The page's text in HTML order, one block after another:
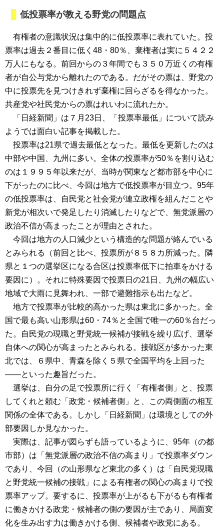
低投票率が教える野党の問題点
有権者の意識状況は集中的に低投票率に表れていた。投
票率は過去２番目に低く48・80％、棄権者は実に５４２２
万人にもなる。前回からの３年間でも３５０万近くの有権
者が自公与党から離れたのである。だがその票は、野党の
中に投票先を見つけきれず棄権に回らざるを得なかった。
共産党や社民党からの票はれいわに流れたか。
「日経新聞」は７月23日、「投票率最低」について読み
ようでは面白い記事を掲載した。
投票率は21県で過去最低となった。最低を更新したのは
中部や中国、九州に多い。全体の投票率が50％を割り込む
のは１９９５年以来だが、当時が関東など都市部を中心に
下がったのに比べ、今回は地方で低投票率が目立つ。95年
の低投票率は、自民党と社会党が連立政権を組んだことや
新党が相次いで発足したり消滅したりなどで、無党派層の
政治不信が高まったことが理由とされた。
今回は地方の人口減少という構造的な問題が絡んでいる
とみられる（前回と比べ、投票所が８５８カ所減った。隣
県と１つの選挙区になる合区は投票率低下に拍車をかける
要因に）。それに特殊要因で投票日の21日、九州の幅広い
地域で大雨に見舞われ、一部で避難指示も出たなど。
地方で投票率が比較的高かった県は東北に多かった。全
国で最も高い山形県は60・74％と全国で唯一の60％台だっ
た。自民党の現職と野党統一候補が接戦を繰り広げ、選挙
自体への関心が高まったとみられる。接戦区が多かった東
北では、６県中、青森を除く５県で全国平均を上回った
――といった趣旨だった。
選挙は、自分の足で投票所に行く「有権者側」と、投票
してくれと頼む「政党・候補者側」と、この両側面の相互
関係の全体である。しかし「日経新聞」は環境としての外
部要因しか見なかった。
実際は、記事が図らずも語っているように、95年（の都
市部）は「無党派層の政治不信の高まり」で投票率ダウン
であり、今回（の山形県など東北の多く）は「自民党現職
と野党統一候補の接戦」による有権者の関心の高まりで投
票率アップ。要するに、投票率が上がるも下がるも有権者
に働きかける政党・候補者の側の要因が主であり、局面変
化を生み出す力は働きかける側、候補者や政党にある。